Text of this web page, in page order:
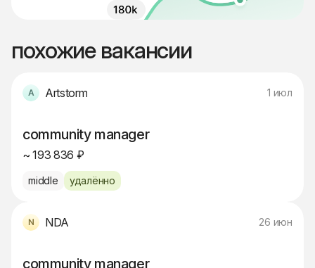
похожие вакансии
Artstorm 1 июл
community manager
~ 193 836 ₽
middle удалённо
NDA 26 июн
community manager